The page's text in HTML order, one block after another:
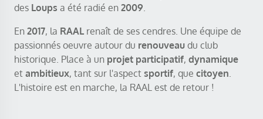
des Loups a été radié en 2009
En 2017, la RAALrenaît de ses cendres. Une équipe de
passionnés oeuvre autour du renouveaudu club
historique. Place à un projet participatif, dynamique
et ambitieux, tant sur l'aspect sportif, que citoyen
L'histoire est en marche, la RAAL est de retour !